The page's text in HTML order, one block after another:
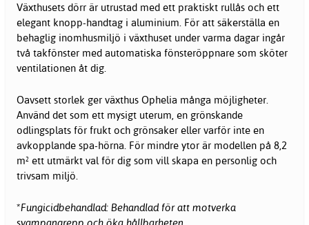
Växthusets dörr är utrustad med ett praktiskt rullås och ett
elegant knopp-handtag i aluminium. För att säkerställa en
behaglig inomhusmiljö i växthuset under varma dagar ingår
två takfönster med automatiska fönsteröppnare som sköter
ventilationen åt dig.
Oavsett storlek ger växthus Ophelia många möjligheter.
Använd det som ett mysigt uterum, en grönskande
odlingsplats för frukt och grönsaker eller varför inte en
avkopplande spa-hörna. För mindre ytor är modellen på 8,2
m² ett utmärkt val för dig som vill skapa en personlig och
trivsam miljö.
*Fungicidbehandlad: Behandlad för att motverka